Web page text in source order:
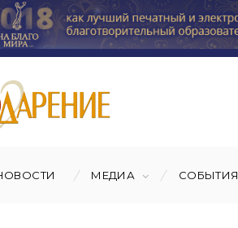
МЕДИА СОБЫТИЯ